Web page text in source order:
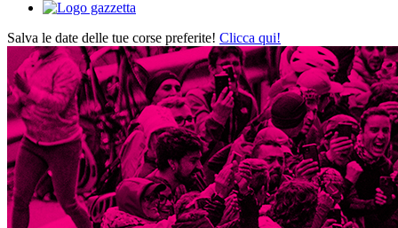
Salva le date delle tue corse preferite! Clicca qui!